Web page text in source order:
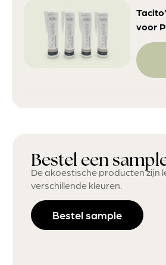
voor
Bestel een
De akoestische producten zijn
verschillende kleuren.
Bestel sample